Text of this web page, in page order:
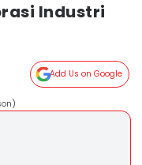
Industri
Add Us on Google